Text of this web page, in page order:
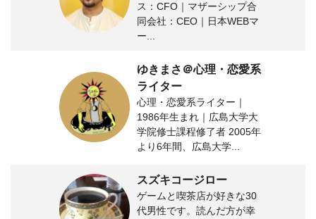
ス：CFO｜マザーシップ合
同会社：CEO｜日本WEBマ
ー...
ゆきまさ＠心理・恋愛系
ライター
心理・恋愛系ライター｜
1986年生まれ｜広島大学大
学院修士課程修了者 2005年
より6年間、広島大学...
スズキコージロー
ゲームと喫茶店が好きな30
代男性です。読んだ方が幸